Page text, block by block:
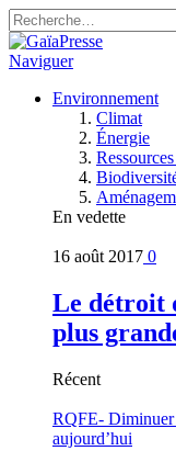
Naviguer
Environnement
Climat
Énergie
En vedette
16 août 2017 0
Le détroit
plus
Récent
RQFE- Diminuer
aujourd’hui